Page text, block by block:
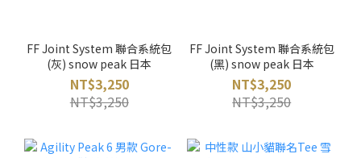
FF Joint System 聯合系統包
(灰) snow peak 日本
NT$3,250
NT$3,250
FF Joint System 聯合系統包
(黑) snow peak 日本
NT$3,250
NT$3,250